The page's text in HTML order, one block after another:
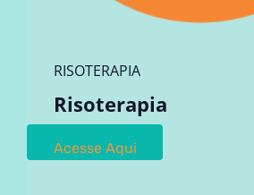
RISOTERAPIA
Risoterapia
Acesse Aqui